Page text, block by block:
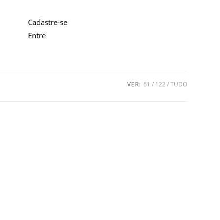
Cadastre-se
Entre
VER: 61 122 TUDO